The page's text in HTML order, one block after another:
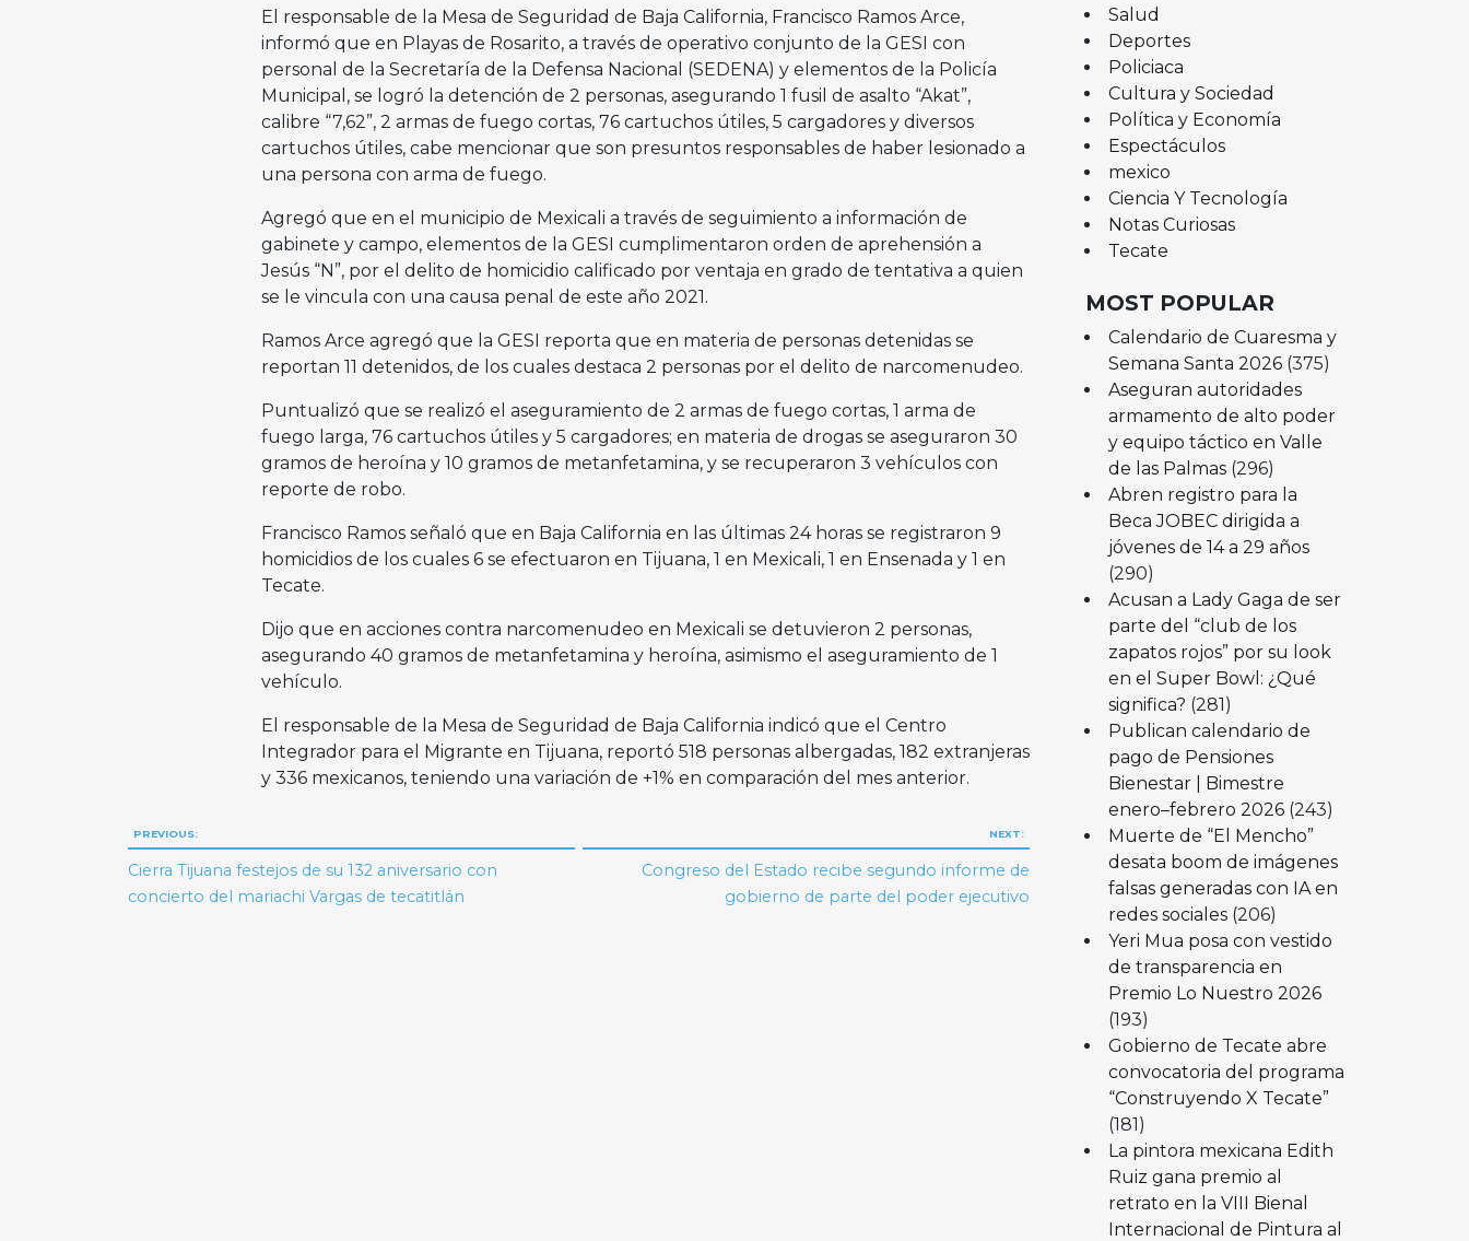
El responsable de la Mesa de Seguridad de Baja California, Francisco Ramos Arce,
informó que en Playas de Rosarito, a través de operativo conjunto de la GESI con
personal de la Secretaría de la Defensa Nacional (SEDENA) y elementos de la Policía
Municipal, se logró la detención de 2 personas, asegurando 1 fusil de asalto “Akat”,
calibre “7,62”, 2 armas de fuego cortas, 76 cartuchos útiles, 5 cargadores y diversos
cartuchos útiles, cabe mencionar que son presuntos responsables de haber lesionado a
una persona con arma de fuego.
Agregó que en el municipio de Mexicali a través de seguimiento a información de
gabinete y campo, elementos de la GESI cumplimentaron orden de aprehensión a
Jesús “N”, por el delito de homicidio calificado por ventaja en grado de tentativa a quien
se le vincula con una causa penal de este año 2021.
Ramos Arce agregó que la GESI reporta que en materia de personas detenidas se
reportan 11 detenidos, de los cuales destaca 2 personas por el delito de narcomenudeo.
Puntualizó que se realizó el aseguramiento de 2 armas de fuego cortas, 1 arma de
fuego larga, 76 cartuchos útiles y 5 cargadores; en materia de drogas se aseguraron 30
gramos de heroína y 10 gramos de metanfetamina, y se recuperaron 3 vehículos con
reporte de robo.
Francisco Ramos señaló que en Baja California en las últimas 24 horas se registraron 9
homicidios de los cuales 6 se efectuaron en Tijuana, 1 en Mexicali, 1 en Ensenada y 1 en
Tecate.
Dijo que en acciones contra narcomenudeo en Mexicali se detuvieron 2 personas,
asegurando 40 gramos de metanfetamina y heroína, asimismo el aseguramiento de 1
vehículo.
El responsable de la Mesa de Seguridad de Baja California indicó que el Centro
Integrador para el Migrante en Tijuana, reportó 518 personas albergadas, 182 extranjeras
y 336 mexicanos, teniendo una variación de +1% en comparación del mes anterior.
Navegación
de
PREVIOUS:
Cierra Tijuana festejos de su 132 aniversario con
concierto del mariachi Vargas de tecatitlán
NEXT:
Congreso del Estado recibe segundo informe de
gobierno de parte del poder ejecutivo
Salud
Deportes
Policiaca
Cultura y Sociedad
Política y Economía
Espectáculos
mexico
Ciencia Y Tecnología
Notas Curiosas
Tecate
MOST POPULAR
Calendario de Cuaresma y
Semana Santa 2026 (375)
Aseguran autoridades
armamento de alto poder
y equipo táctico en Valle
de las Palmas (296)
Abren registro para la
Beca JOBEC dirigida a
jóvenes de 14 a 29 años
(290)
Acusan a Lady Gaga de ser
parte del “club de los
zapatos rojos” por su look
en el Super Bowl: ¿Qué
significa? (281)
Publican calendario de
pago de Pensiones
Bienestar | Bimestre
enero–febrero 2026 (243)
Muerte de “El Mencho”
desata boom de imágenes
falsas generadas con IA en
redes sociales (206)
Yeri Mua posa con vestido
de transparencia en
Premio Lo Nuestro 2026
(193)
Gobierno de Tecate abre
convocatoria del programa
“Construyendo X Tecate”
(181)
La pintora mexicana Edith
Ruiz gana premio al
retrato en la VIII Bienal
Internacional de Pintura al